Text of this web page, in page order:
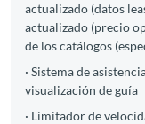
actualizado (datos
actualizado (precio
de los catálogos
· Sistema de
visualización de guía
· Limitador de